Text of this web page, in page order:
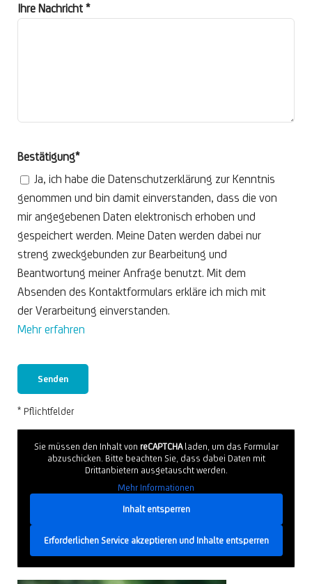
Ihre Nachricht *
Bestätigung*
Ja, ich habe die Datenschutzerklärung zur Kenntnis
genommen und bin damit einverstanden, dass die von
mir angegebenen Daten elektronisch erhoben und
gespeichert werden. Meine Daten werden dabei nur
streng zweckgebunden zur Bearbeitung und
Beantwortung meiner Anfrage benutzt. Mit dem
Absenden des Kontaktformulars erkläre ich mich mit
der Verarbeitung einverstanden.
Mehr erfahren
* Pflichtfelder
Sie müssen den Inhalt von reCAPTCHAladen, um das Formular
abzuschicken. Bitte beachten Sie, dass dabei Daten mit
Drittanbietern ausgetauscht werden.
Mehr Informationen
Inhalt entsperren
Erforderlichen Service akzeptieren und Inhalte entsperren